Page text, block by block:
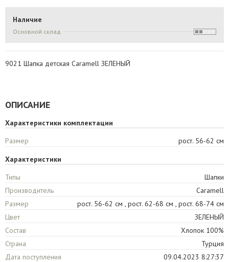
Наличие
Основной склад
9021 Шапка детская Caramell ЗЕЛЕНЫЙ
ОПИСАНИЕ
Характеристики комплектации
Размер
рост. 56-62 см
Характеристики
Типы
Шапки
Производитель
Caramell
Размер
рост. 56-62 см , рост. 62-68 см , рост. 68-74 см
Цвет
ЗЕЛЕНЫЙ
Состав
Хлопок 100%
Страна
Турция
Дата поступления
09.04.2023 8:27:37